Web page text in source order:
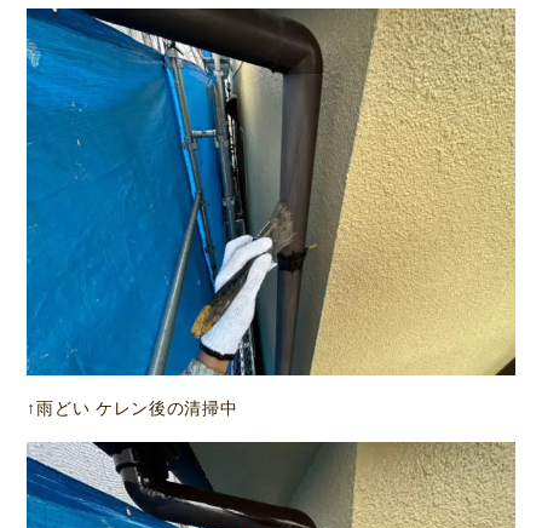
↑雨どい ケレン後の清掃中